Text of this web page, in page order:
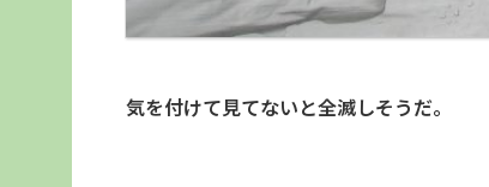
気を付けて見てないと全滅しそうだ。